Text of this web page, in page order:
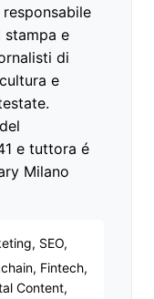
stampa e
di
e
e tuttora é
Milano
SEO,
Fintech,
Content,